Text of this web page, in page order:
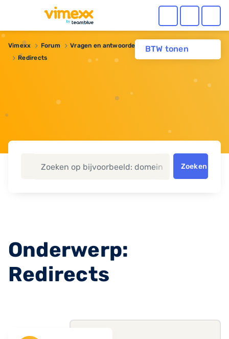
BTW tonen
Vimexx Forum Vragen en antwoorden
Domeinnaam
Redirects
Zoeken
Onderwerp:
Redirects